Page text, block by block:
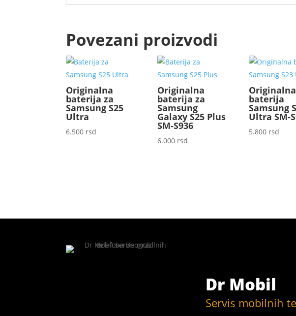
Povezani proizvodi
Originalna
baterija za
Samsung S25
Ultra
6.500 rsd
Originalna
baterija za
Samsung
Galaxy S25 Plus
SM-S936
6.000 rsd
Originalna
baterija
Samsung
Ultra SM-
5.800 rsd
Dr Mobil
Servis mobilnih